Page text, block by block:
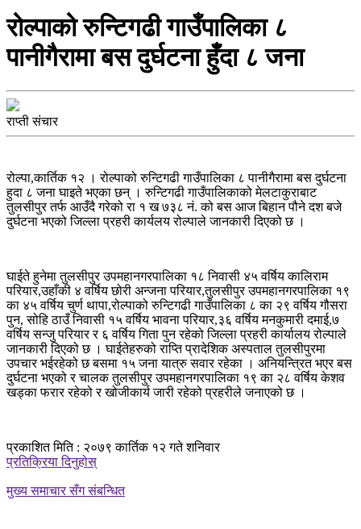
रोल्पाको रुन्टिगढी गाउँपालिका ८
पानीगैरामा बस दुर्घटना हुंँदा ८ जना
राप्ती संचार
रोल्पा,कार्तिक १२ । रोल्पाको रुन्टिगढी गाउँपालिका ८ पानीगैरामा बस दुर्घटना
हुदा ८ जना घाइते भएका छन् । रुन्टिगढी गाउँपालिकाको मेलटाकुराबाट
तुलसीपुर तर्फ आउँदै गरेको रा १ ख ७३८ नं. को बस आज बिहान पौने दश बजे
दुर्घटना भएको जिल्ला प्रहरी कार्यलय रोल्पाले जानकारी दिएको छ ।
घाईते हुनेमा तुलसीपुर उपमहानगरपालिका १८ निवासी ४५ वर्षिय कालिराम
परियार,उहाँकी ४ वर्षिय छोरी अन्जना परियार,तुलसीपुर उपमहानगरपालिका १९
का ४५ वर्षिय चुर्ण थापा,रोल्पाको रुन्टिगढी गाउँपालिका ८ का २९ वर्षिय गौसरा
पुन, सोहि ठाउँ निवासी १५ वर्षिय भावना परियार,३६ वर्षिय मनकुमारी दमाई,७
वर्षिय सन्जु परियार र ६ वर्षिय गिता पुन रहेको जिल्ला प्रहरी कार्यालय रोल्पाले
जानकारी दिएको छ । घाईतेहरुको राप्ति प्रादेशिक अस्पताल तुलसीपुरमा
उपचार भईरहेको छ बसमा १५ जना यात्रु सवार रहेका । अनियन्त्रित भएर बस
दुर्घटना भएको र चालक तुलसीपुर उपमहानगरपालिका १९ का २८ वर्षिय केशव
खड्का फरार रहेको र खोजीकार्य जारी रहेको प्रहरीले जनाएको छ ।
प्रकाशित मिति : २०७९ कार्तिक १२ गते शनिवार
प्रतिक्रिया दिनुहोस्
मुख्य समाचार सँग संबन्धित